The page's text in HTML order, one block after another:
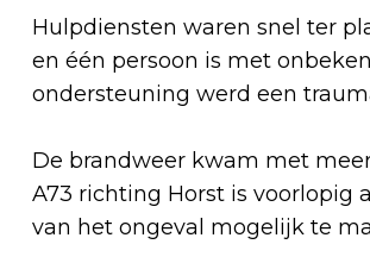
Hulpdiensten waren snel ter
en één persoon is met
ondersteuning werd een
De brandweer kwam met
A73 richting Horst is voorlopig
van het ongeval mogelijk te